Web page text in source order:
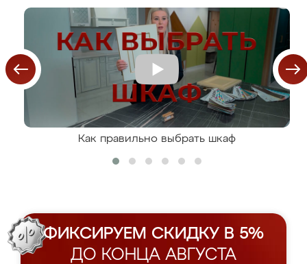
Как правильно выбрать шкаф
ФИКСИРУЕМ СКИДКУ В 5%
ДО КОНЦА АВГУСТА